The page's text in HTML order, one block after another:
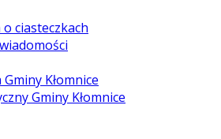
ciasteczkach
Kłomnice
Gminy Kłomnice